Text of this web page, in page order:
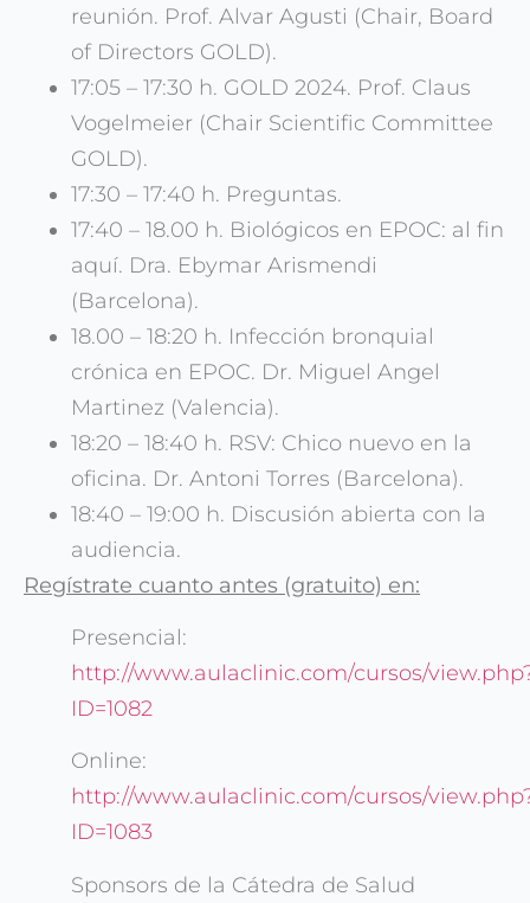
reunión. Prof. Alvar Agusti (Chair, Board
of Directors GOLD).
17:05 – 17:30 h. GOLD 2024. Prof. Claus
Vogelmeier (Chair Scientific Committee
GOLD).
17:30 – 17:40 h. Preguntas.
17:40 – 18.00 h. Biológicos en EPOC: al fin
aquí. Dra. Ebymar Arismendi
(Barcelona).
18.00 – 18:20 h. Infección bronquial
crónica en EPOC. Dr. Miguel Angel
Martinez (Valencia).
18:20 – 18:40 h. RSV: Chico nuevo en la
oficina. Dr. Antoni Torres (Barcelona).
18:40 – 19:00 h. Discusión abierta con la
audiencia.
Regístrate cuanto antes (gratuito) en:
Presencial:
http://www.aulaclinic.com/cursos/
ID=1082
Online:
http://www.aulaclinic.com/cursos/
ID=1083
Sponsors de la Cátedra de Salud